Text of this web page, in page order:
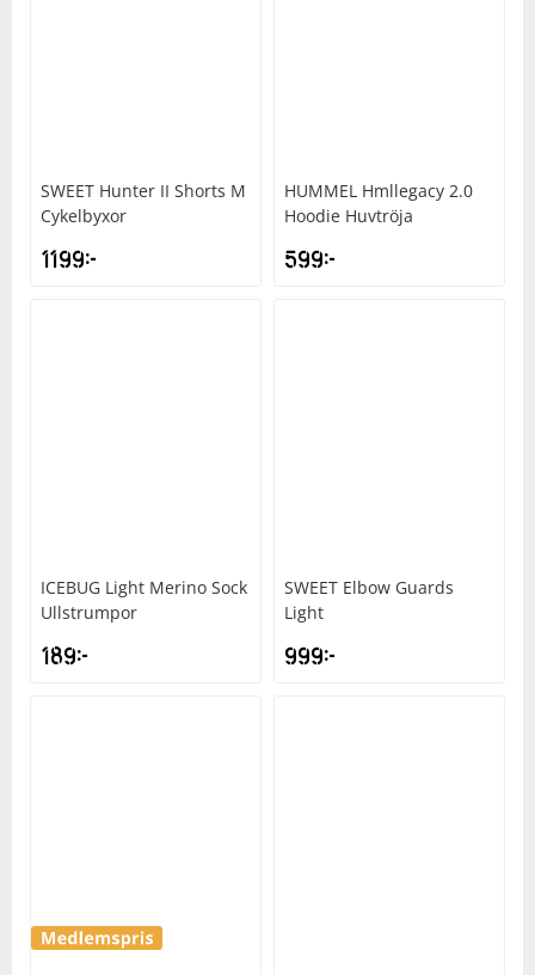
SWEET Hunter II Shorts M
Cykelbyxor
1199kr
HUMMEL Hmllegacy 2.0
Hoodie Huvtröja
599kr
ICEBUG Light Merino Sock
Ullstrumpor
189kr
SWEET Elbow Guards
Light
999kr